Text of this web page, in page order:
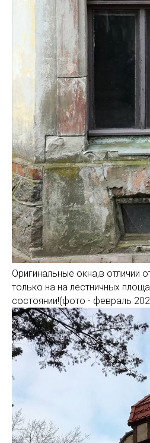
Оригинальные окна,в отличии
только на на лестничных
состоянии!(фото - февраль